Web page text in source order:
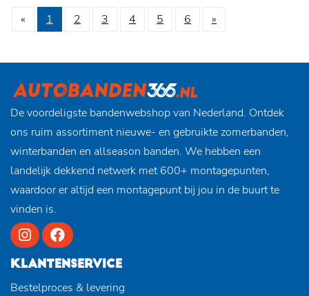
« 1 2 3 4 5 6 »
De voordeligste bandenwebshop van Nederland. Ontdek
ons ruim assortiment nieuwe- en gebruikte zomerbanden,
winterbanden en allseason banden. We hebben een
landelijk dekkend netwerk met 600+ montagepunten,
waardoor er altijd een montagepunt bij jou in de buurt te
vinden is.
KLANTENSERVICE
Bestelproces & levering